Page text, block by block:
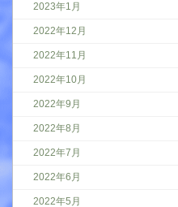
2023年1月
2022年12月
2022年11月
2022年10月
2022年9月
2022年8月
2022年7月
2022年6月
2022年5月